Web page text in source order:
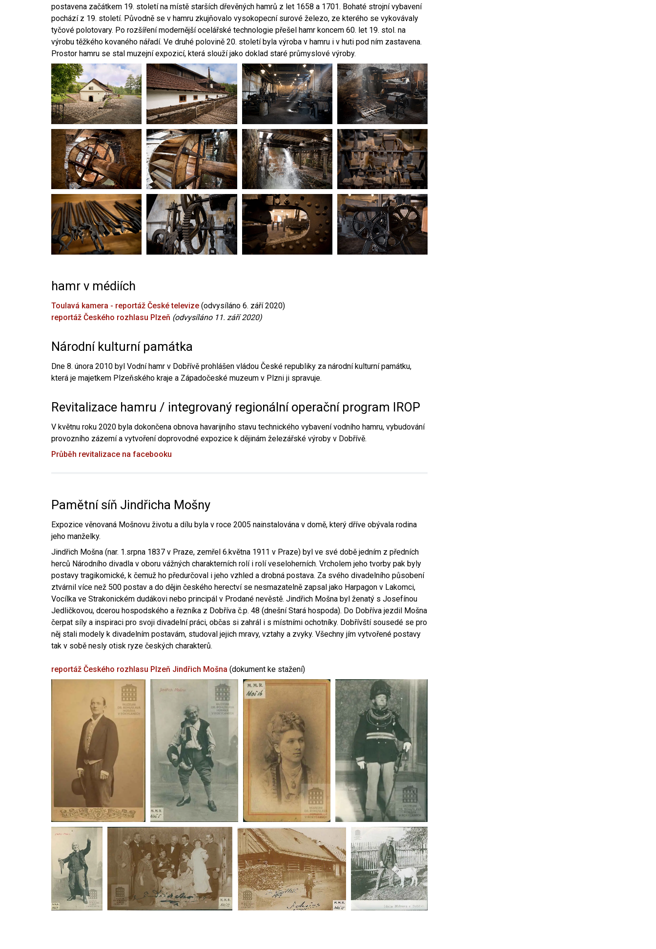
postavena začátkem 19. století na místě starších dřevěných hamrů z let 1658 a 1701. Bohaté strojní vybavení
pochází z 19. století. Původně se v hamru zkujňovalo vysokopecní surové železo, ze kterého se vykovávaly
tyčové polotovary. Po rozšíření modernější ocelářské technologie přešel hamr koncem 60. let 19. stol. na
výrobu těžkého kovaného nářadí. Ve druhé polovině 20. století byla výroba v hamru i v huti pod ním zastavena.
Prostor hamru se stal muzejní expozicí, která slouží jako doklad staré průmyslové výroby.
hamr v médiích
Toulavá kamera - reportáž České televize (odvysíláno 6. září 2020)
reportáž Českého rozhlasu Plzeň (odvysíláno 11. září 2020)
Národní kulturní památka
Dne 8. února 2010 byl Vodní hamr v Dobřívě prohlášen vládou České republiky za národní kulturní památku,
která je majetkem Plzeňského kraje a Západočeské muzeum v Plzni ji spravuje.
Revitalizace hamru / integrovaný regionální operační program IROP
V květnu roku 2020 byla dokončena obnova havarijního stavu technického vybavení vodního hamru, vybudování
provozního zázemí a vytvoření doprovodné expozice k dějinám železářské výroby v Dobřívě.
Průběh revitalizace na facebooku
Pamětní síň Jindřicha Mošny
Expozice věnovaná Mošnovu životu a dílu byla v roce 2005 nainstalována v domě, který dříve obývala rodina
jeho manželky.
Jindřich Mošna (nar. 1.srpna 1837 v Praze, zemřel 6.května 1911 v Praze) byl ve své době jedním z předních
herců Národního divadla v oboru vážných charakterních rolí i rolí veseloherních. Vrcholem jeho tvorby pak byly
postavy tragikomické, k čemuž ho předurčoval i jeho vzhled a drobná postava. Za svého divadelního působení
ztvárnil více než 500 postav a do dějin českého herectví se nesmazatelně zapsal jako Harpagon v Lakomci,
Vocílka ve Strakonickém dudákovi nebo principál v Prodané nevěstě. Jindřich Mošna byl ženatý s Josefínou
Jedličkovou, dcerou hospodského a řezníka z Dobříva č.p. 48 (dnešní Stará hospoda). Do Dobříva jezdil Mošna
čerpat síly a inspiraci pro svoji divadelní práci, občas si zahrál i s místními ochotníky. Dobřívští sousedé se pro
něj stali modely k divadelním postavám, studoval jejich mravy, vztahy a zvyky. Všechny jím vytvořené postavy
tak v sobě nesly otisk ryze českých charakterů.
reportáž Českého rozhlasu Plzeň Jindřich Mošna (dokument ke stažení)